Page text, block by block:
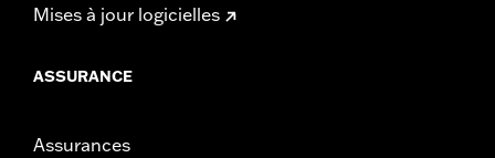
Mises à jour logicielles
ASSURANCE
Assurances